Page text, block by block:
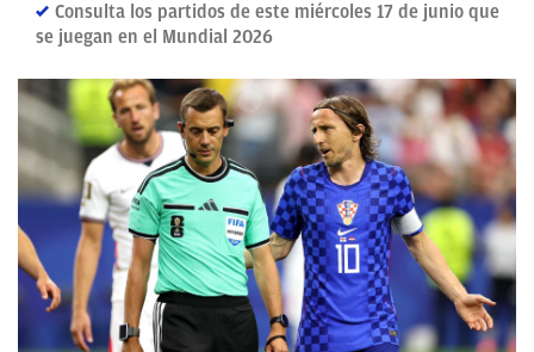
Consulta los partidos de este miércoles 17 de junio que
se juegan en el Mundial 2026